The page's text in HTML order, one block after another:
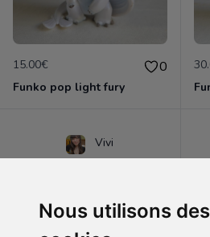
Nous utilisons des
15.00€ 0
Funko pop light fury
Vivi